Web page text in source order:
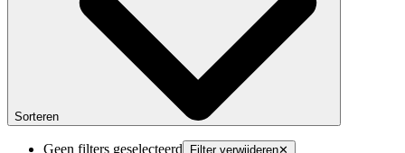
Sorteren
Geen filters geselecteerd Filter verwijderen✕